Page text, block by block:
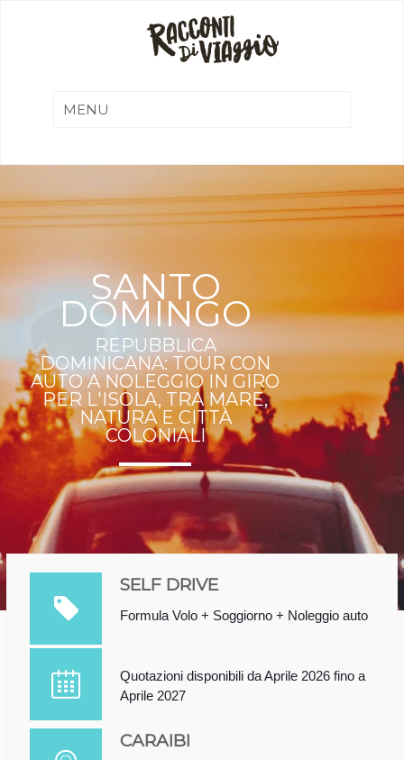
SANTO
DOMINGO
REPUBBLICA
DOMINICANA: TOUR CON
AUTO A NOLEGGIO IN GIRO
PER L'ISOLA, TRA MARE,
NATURA E CITTÀ
COLONIALI
SELF DRIVE
Formula Volo + Soggiorno + Noleggio auto
Quotazioni disponibili da Aprile 2026 fino a
Aprile 2027
CARAIBI